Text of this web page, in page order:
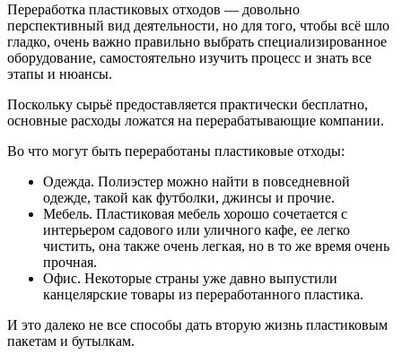
Переработка пластиковых отходов — довольно
перспективный вид деятельности, но для того, чтобы всё шло
гладко, очень важно правильно выбрать специализированное
оборудование, самостоятельно изучить процесс и знать все
этапы и нюансы.
Поскольку сырьё предоставляется практически бесплатно,
основные расходы ложатся на перерабатывающие компании.
Во что могут быть переработаны пластиковые отходы:
Одежда. Полиэстер можно найти в повседневной
одежде, такой как футболки, джинсы и прочие.
Мебель. Пластиковая мебель хорошо сочетается с
интерьером садового или уличного кафе, ее легко
чистить, она также очень легкая, но в то же время очень
прочная.
Офис. Некоторые страны уже давно выпустили
канцелярские товары из переработанного пластика.
И это далеко не все способы дать вторую жизнь пластиковым
пакетам и бутылкам.